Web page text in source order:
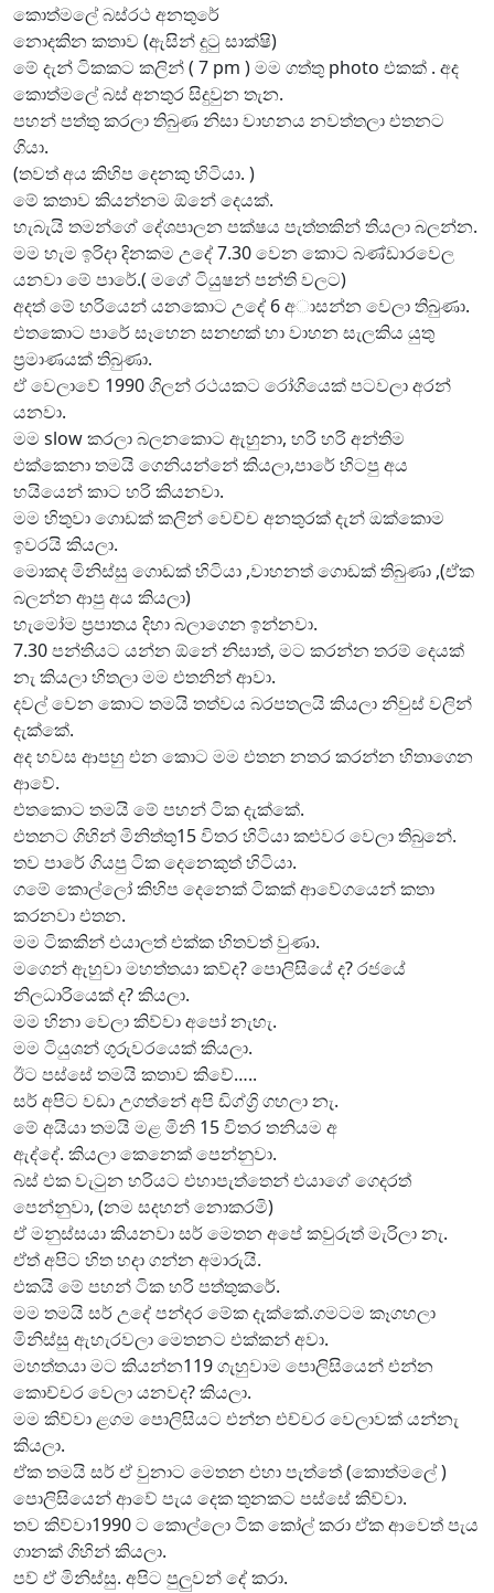
කොත්මලේ බස්රථ අනතුරේ
නොදකින කතාව (ඇසින් දුටු සාක්ෂි)
මේ දැන් ටිකකට කලින් ( 7 pm ) මම ගත්තු photo එකක් . අද
කොත්මලේ බස් අනතුර සිදුවුන තැන.
පහන් පත්තු කරලා තිබුණ නිසා වාහනය නවත්තලා එතනට
ගියා.
(තවත් අය කිහිප දෙනකු හිටියා. )
මේ කතාව කියන්නම ඕනේ දෙයක්.
හැබැයි තමන්ගේ දේශපාලන පක්ෂය පැත්තකින් තියලා බලන්න.
මම හැම ඉරිදා දිනකම උදේ 7.30 වෙන කොට බණ්ඩාරවෙල
යනවා මේ පාරේ.( මගේ ටියුෂන් පන්ති වලට)
අදත් මේ හරියෙන් යනකොට උදේ 6 අාසන්න වෙලා තිබුණා.
එතකොට පාරේ සෑහෙන සනඟක් හා වාහන සැලකිය යුතු
ප්‍රමාණයක් තිබුණා.
ඒ වෙලාවේ 1990 ගිලන් රථයකට රෝගියෙක් පටවලා අරන්
යනවා.
මම slow කරලා බලනකොට ඇහුනා, හරි හරි අන්තිම
එක්කෙනා තමයි ගෙනියන්නේ කියලා,පාරේ හිටපු අය
හයියෙන් කාට හරි කියනවා.
මම හිතුවා ගොඩක් කලින් වෙච්ච අනතුරක් දැන් ඔක්කොම
ඉවරයි කියලා.
මොකද මිනිස්සු ගොඩක් හිටියා ,වාහනත් ගොඩක් තිබුණා ,(ඒක
බලන්න ආපු අය කියලා)
හැමෝම ප්‍රපාතය දිහා බලාගෙන ඉන්නවා.
7.30 පන්තියට යන්න ඕනේ නිසාත්, මට කරන්න තරම් දෙයක්
නැ කියලා හිතලා මම එතනින් ආවා.
දවල් වෙන කොට තමයි තත්වය බරපතලයි කියලා නිවුස් වලින්
දැක්කේ.
අද හවස ආපහු එන කොට මම එතන නතර කරන්න හිතාගෙන
ආවේ.
එතකොට තමයි මේ පහන් ටික දැක්කේ.
එතනට ගිහින් මිනිත්තු15 විතර හිටියා කළුවර වෙලා තිබුනේ.
තව පාරේ ගියපු ටික දෙනෙකුත් හිටියා.
ගමේ කොල්ලෝ කිහිප දෙනෙක් ටිකක් ආවේගයෙන් කතා
කරනවා එතන.
මම ටිකකින් එයාලත් එක්ක හිතවත් වුණා.
මගෙන් ඇහුවා මහත්තයා කව්ද? පොලිසියේ ද? රජයේ
නිලධාරියෙක් ද? කියලා.
මම හිනා වෙලා කිව්වා අපෝ නැහැ.
මම ටියුශන් ගුරුවරයෙක් කියලා.
ඊට පස්සේ තමයි කතාව කිවේ…..
සර් අපිට වඩා උගත්නේ අපි ඩිග්ග්‍රි ගහලා නැ.
මේ අයියා තමයි මළ මිනි 15 විතර තනියම අ
ඇද්දේ. කියලා කෙනෙක් පෙන්නුවා.
බස් එක වැටුන හරියට එහාපැත්තෙන් එයාගේ ගෙදරත්
පෙන්නුවා, (නම සදහන් නොකරමි)
ඒ මනුස්සයා කියනවා සර් මෙතන අපේ කවුරුත් මැරිලා නැ.
ඒත් අපිට හිත හදා ගන්න අමාරුයි.
එකයි මේ පහන් ටික හරි පත්තුකරේ.
මම තමයි සර් උදේ පන්දර මේක දැක්කේ.ගමටම කෑගහලා
මිනිස්සු ඇහැරවලා මෙතනට එක්කන් අවා.
මහත්තයා මට කියන්න119 ගැහුවාම පොලිසියෙන් එන්න
කොච්චර වෙලා යනවද? කියලා.
මම කිව්වා ළගම පොලිසියට එන්න එච්චර වෙලාවක් යන්නැ
කියලා.
ඒක තමයි සර් ඒ වුනාට මෙතන එහා පැත්තේ (කොත්මලේ )
පොලිසියෙන් ආවේ පැය දෙක තුනකට පස්සේ කිව්වා.
තව කිව්වා1990 ට කොල්ලො ටික කෝල් කරා ඒක ආවෙත් පැය
ගානක් ගිහින් කියලා.
පව් ඒ මිනිස්සු. අපිට පුලුවන් දේ කරා.